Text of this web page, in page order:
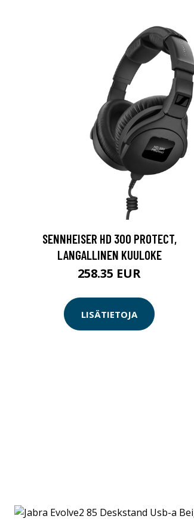
SENNHEISER HD 300 PROTECT,
LANGALLINEN KUULOKE
258.35 EUR
LISÄTIETOJA